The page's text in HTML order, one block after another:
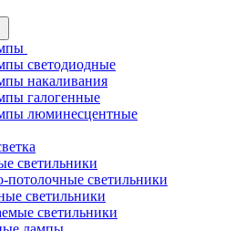
светодиодные
накаливания
галогенные
люминесцентные
светильники
потолочные светильники
светильники
светильники